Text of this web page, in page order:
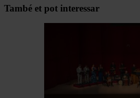
Navegar
També et pot interessar